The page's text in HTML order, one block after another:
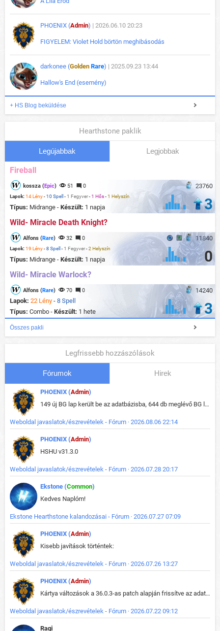
PHOENIX (Admin) | 2026.06.10 20:23
FIGYELEM: Violet Hold börtön meghibásodás
darkonee (Golden Rare) | 2025.09.23 13:44
Hallow's End (esemény)
+ HS Blog beküldése
Hearthstone paklik
Legújabbak Legjobbak
Fireball
23760
kossza (Epic) 51 0
Lapok: 14 Lény-10 Spell - 1 Fegyver-1 Hős-1 Helyszín
Típus: Midrange - Készült: 1 napja 3
Wild- Miracle Death Knight?
11840
Alfons (Rare) 32 0
Lapok: 19 Lény-8 Spell - 1 Fegyver-2 Helyszín
Típus: Midrange - Készült: 1 napja 0
Wild- Miracle Warlock?
14240
Alfons (Rare) 70 0
Lapok: 22 Lény - 8 Spell
Típus: Combo - Készült: 1 hete 3
Összes pakli
Legfrissebb hozzászólások
Fórumok Hirek
PHOENIX (Admin)
149 új BG lap került be az adatbázisba, 644 db meglévő BG lap módosult, bekerültek az új képek a megváltozott lapokhoz is.
Weboldal javaslatok/észrevételek - Fórum · 2026.08.06 22:14
PHOENIX (Admin)
HSHU v31.3.0
Weboldal javaslatok/észrevételek - Fórum · 2026.07.28 20:17
Ekstone (Common)
Kedves Naplóm!
Ekstone Hearthstone kalandozásai - Fórum · 2026.07.27 07:09
PHOENIX (Admin)
Kisebb javítások történtek:
Weboldal javaslatok/észrevételek - Fórum · 2026.07.26 13:27
PHOENIX (Admin)
Kártya változások a 36.0.3-as patch alapján frissítve az adatbázisban (képek is cserélve).
Weboldal javaslatok/észrevételek - Fórum · 2026.07.22 09:12
Ragi